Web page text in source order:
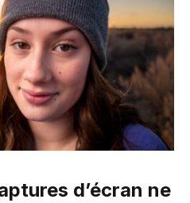
d’écran ne